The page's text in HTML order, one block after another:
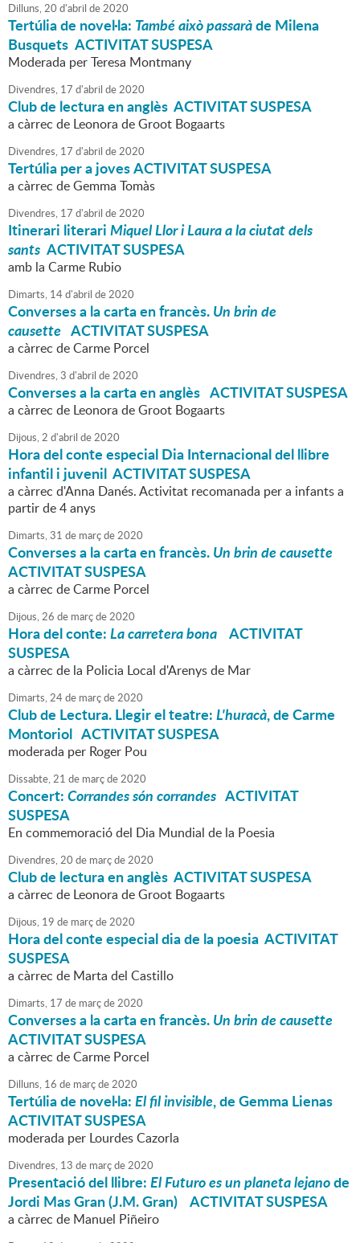
Dilluns,20 d'abril de2020
Tertúlia de novel·la: També això passaràde Milena
Busquets ACTIVITAT SUSPESA
Moderada per Teresa Montmany
Divendres, 17 d'abril de2020
Club de lectura en anglès ACTIVITAT SUSPESA
a càrrec de Leonora de Groot Bogaarts
Divendres, 17 d'abril de2020
Tertúlia per a joves ACTIVITAT SUSPESA
a càrrec de Gemma Tomàs
Divendres, 17 d'abril de2020
Itinerari literariMiquel Llor i Laura a la ciutat dels
sants ACTIVITAT SUSPESA
amb la Carme Rubio
Dimarts, 14d'abril de2020
Converses a la carta en francès.Un brin de
causette ACTIVITAT SUSPESA
a càrrec de Carme Porcel
Divendres,3 d'abril de2020
Converses a la carta en anglès ACTIVITAT SUSPESA
a càrrec de Leonora de Groot Bogaarts
Dijous,2 d'abril de2020
Hora del conte especial Dia Internacional del llibre
infantil i juvenil ACTIVITAT SUSPESA
a càrrec d'Anna Danés. Activitat recomanada per a infants a
partir de 4 anys
Dimarts,31 de marçde2020
Converses a la carta en francès.Un brin de causette
ACTIVITAT SUSPESA
a càrrec de Carme Porcel
Dijous,26 de marçde2020
Hora del conte:La carretera bona ACTIVITAT
SUSPESA
a càrrec de la Policia Local d'Arenys de Mar
Dimarts,24de marçde2020
Club de Lectura. Llegir el teatre:L'huracà, de Carme
Montoriol ACTIVITAT SUSPESA
moderada per Roger Pou
Dissabte,21 de marçde2020
Concert:Corrandes són corrandes ACTIVITAT
SUSPESA
En commemoració del Dia Mundial de la Poesia
Divendres,20 de marçde2020
Club de lectura en anglès ACTIVITAT SUSPESA
a càrrec de Leonora de Groot Bogaarts
Dijous, 19 de marçde2020
Hora del conte especial dia de la poesia ACTIVITAT
SUSPESA
a càrrec de Marta del Castillo
Dimarts, 17 de marçde2020
Converses a la carta en francès.Un brin de causette
ACTIVITAT SUSPESA
a càrrec de Carme Porcel
Dilluns, 16 de marçde2020
Tertúlia de novel·la:El fil invisible, de Gemma Lienas
ACTIVITAT SUSPESA
moderada per Lourdes Cazorla
Divendres, 13 de marçde2020
Presentació del llibre:El Futuro es un planeta lejanode
Jordi Mas Gran (J.M. Gran) ACTIVITAT SUSPESA
a càrrec de Manuel Piñeiro